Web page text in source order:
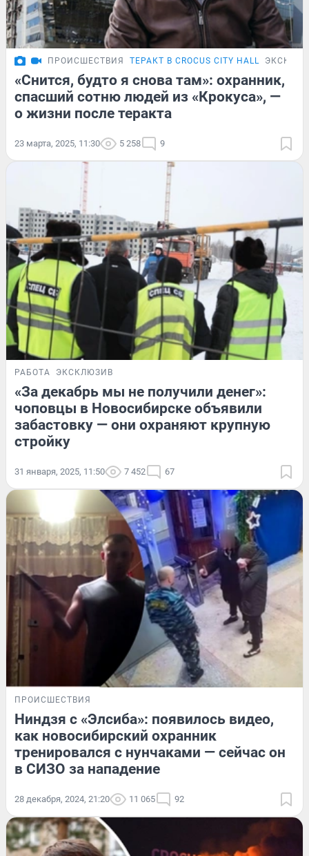
ПРОИСШЕСТВИЯ ТЕРАКТ В CROCUS CITY HALL
«Снится, будто я снова там»: охранник,
спасший сотню людей из «Крокуса», —
о жизни после теракта
23 марта, 2025, 11:30 5 258 9
РАБОТА ЭКСКЛЮЗИВ
«За декабрь мы не получили денег»:
чоповцы в Новосибирске объявили
забастовку — они охраняют крупную
стройку
31 января, 2025, 11:50 7 452 67
ПРОИСШЕСТВИЯ
Ниндзя с «Элсиба»: появилось видео,
как новосибирский охранник
тренировался с нунчаками — сейчас он
в СИЗО за нападение
28 декабря, 2024, 21:20 11 065 92